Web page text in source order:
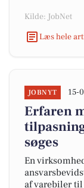
Kilde: JobNet
Læs hele
JOBNYT 15-
Erfaren
søges
En
af varebiler